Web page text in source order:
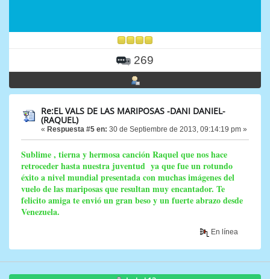
269
Re:EL VALS DE LAS MARIPOSAS -DANI DANIEL-
(RAQUEL)
« Respuesta #5 en: 30 de Septiembre de 2013, 09:14:19 pm »
Sublime , tierna y hermosa canción Raquel que nos hace
retroceder hasta nuestra juventud ya que fue un rotundo
éxito a nivel mundial presentada con muchas imágenes del
vuelo de las mariposas que resultan muy encantador. Te
felicito amiga te envió un gran beso y un fuerte abrazo desde
Venezuela.
En línea